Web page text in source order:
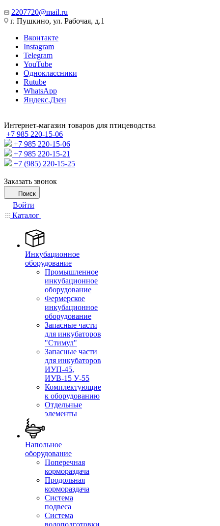
2207720@mail.ru
г. Пушкино, ул. Рабочая, д.1
Вконтакте
Instagram
Telegram
YouTube
Одноклассники
Rutube
WhatsApp
Яндекс.Дзен
Интернет-магазин товаров для птицеводства
+7 985 220-15-06
+7 985 220-15-06
+7 985 220-15-21
+7 (985) 220-15-25
Заказать звонок
Поиск
Войти
Каталог
Инкубационное
оборудование
Промышленное
инкубационное
оборудование
Фермерское
инкубационное
оборудование
Запасные части
для инкубаторов
"Стимул"
Запасные части
для инкубаторов
ИУП-45,
ИУВ-15 У-55
Комплектующие
к оборудованию
Отдельные
элементы
Напольное
оборудование
Поперечная
кормораздача
Продольная
кормораздача
Система
подвеса
Система
водоподготовки